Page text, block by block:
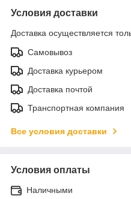
Условия доставки
Доставка осуществляется
Самовывоз
Доставка курьером
Доставка почтой
Транспортная компания
Все условия доставки
Условия оплаты
Наличными